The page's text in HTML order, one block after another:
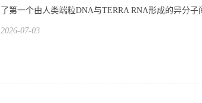
了第一个由人类端粒DNA与TERRA RNA形成的异分
2026-07-03